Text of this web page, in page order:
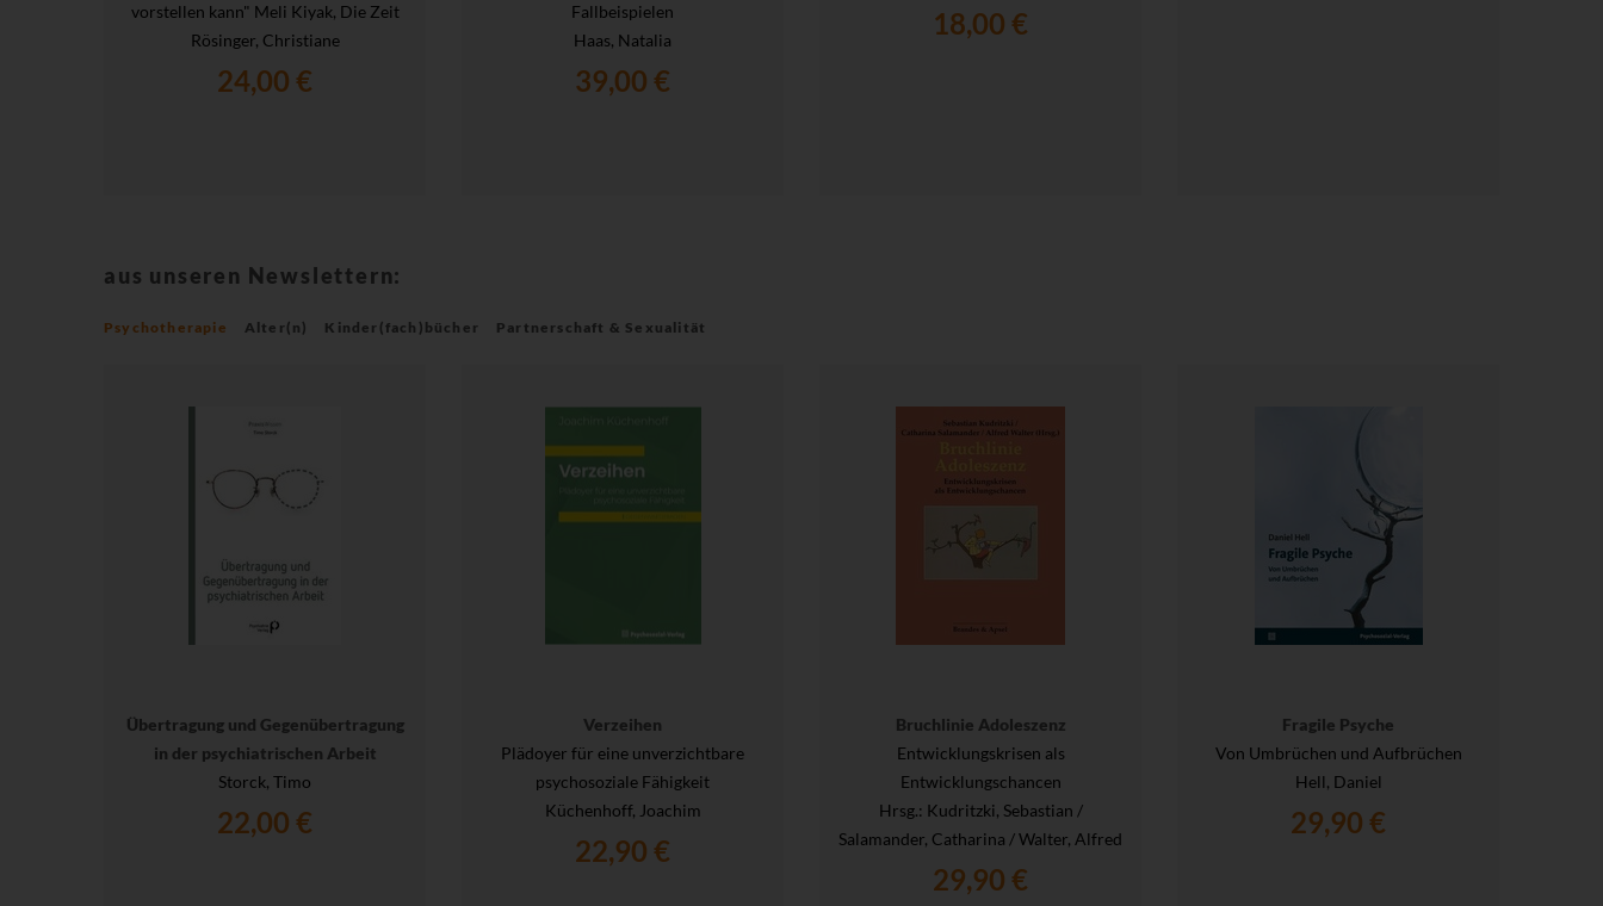
vorstellen kann" Meli Kiyak, Die Zeit
Rösinger, Christiane
24,00 €
Fallbeispielen
Haas, Natalia
39,00 €
18,00 €
aus unseren Newslettern:
Psychotherapie Alter(n) Kinder(fach)bücher Partnerschaft & Sexualität
Übertragung und Gegenübertragung
in der psychiatrischen Arbeit
Storck, Timo
22,00 €
Verzeihen
Plädoyer für eine unverzichtbare
psychosoziale Fähigkeit
Küchenhoff, Joachim
22,90 €
Bruchlinie Adoleszenz
Entwicklungskrisen als
Entwicklungschancen
Hrsg.: Kudritzki, Sebastian /
Salamander, Catharina / Walter, Alfred
29,90 €
Fragile Psyche
Von Umbrüchen und Aufbrüchen
Hell, Daniel
29,90 €